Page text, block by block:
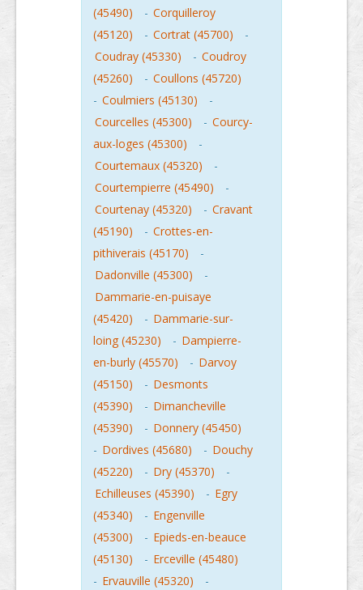
(45490)
- Corquilleroy
(45120)
- Cortrat (45700)
-
Coudray (45330)
- Coudroy
(45260)
- Coullons (45720)
- Coulmiers (45130)
-
Courcelles (45300)
- Courcy-
aux-loges (45300)
-
Courtemaux (45320)
-
Courtempierre (45490)
-
Courtenay (45320)
- Cravant
(45190)
- Crottes-en-
pithiverais (45170)
-
Dadonville (45300)
-
Dammarie-en-puisaye
(45420)
- Dammarie-sur-
loing (45230)
- Dampierre-
en-burly (45570)
- Darvoy
(45150)
- Desmonts
(45390)
- Dimancheville
(45390)
- Donnery (45450)
- Dordives (45680) - Douchy
(45220)
- Dry (45370)
-
Echilleuses (45390)
- Egry
(45340)
- Engenville
(45300)
- Epieds-en-beauce
(45130)
- Erceville (45480)
- Ervauville (45320)
-